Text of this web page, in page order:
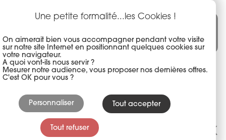
principal
Installateur de panneaux
Une petite formalité...les Cookies !
On aimerait bien vous accompagner pendant votre visite
sur notre site Internet en positionnant quelques cookies sur
votre navigateur.
A quoi vont-ils nous servir ?
Mesurer notre audience, vous proposer nos dernières offres.
C'est OK pour vous ?
Tout accepter
Tout refuser
Personnaliser